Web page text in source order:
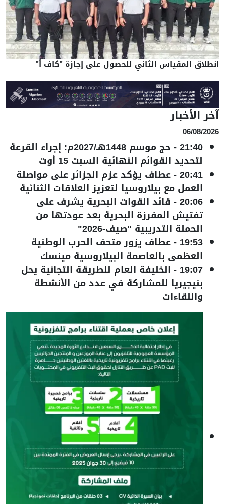
انطلاق المقياس الثاني للحصول على إجازة "كاف أ"
آخر الأخبار
06/08/2026
21:40
- حج موسم 1448هـ/2027م: إجراء القرعة
لتحديد القوائم النهائية السبت 15 أوت
20:41
-عطاف يؤكد عزم الجزائر على مواصلة
العمل مع بيلاروسيا لتعزيز العلاقات الثنائية
20:06
- قائد القوات البحرية يشرف على
تفتيش المفرزة البحرية بعد عودتها من
الحملة التدريبية "صيف-2026"
19:53
-عطاف يزور متحف الحرب الوطنية
العظمى بالعاصمة البيلاروسية مينسك
19:07
- الخليفة العام للطريقة التجانية يحل
بنيجيريا للمشاركة في عدد من الأنشطة
واللقاءات